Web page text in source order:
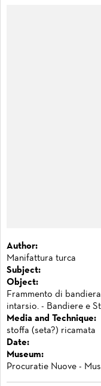
Author:
Manifattura turca
Subject:
Object:
Frammento di
intarsio. - Bandiere e
Media and Technique:
stoffa (seta?) ricamata
Date:
Museum:
Procuratie Nuove -